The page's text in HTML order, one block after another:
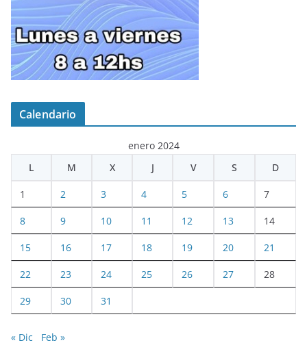
Calendario
enero 2024
L
M X J V S D
1 2 3 4 5 6 7
8 9 10 11 12 13 14
15 16 17 18 19 20 21
22 23 24 25 26 27 28
29 30 31
« Dic Feb »